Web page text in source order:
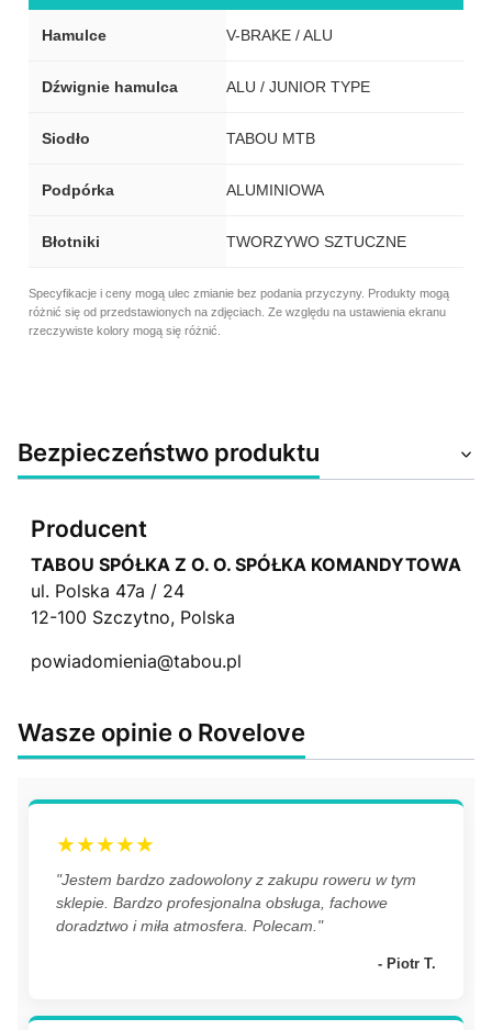
Hamulce V-BRAKE / ALU
Dźwignie hamulca ALU / JUNIOR TYPE
Siodło TABOU MTB
Podpórka ALUMINIOWA
Błotniki TWORZYWO SZTUCZNE
Specyfikacje i ceny mogą ulec zmianie bez podania przyczyny. Produkty mogą
różnić się od przedstawionych na zdjęciach. Ze względu na ustawienia ekranu
rzeczywiste kolory mogą się różnić.
Bezpieczeństwo produktu
Producent
TABOU SPÓŁKA Z O. O. SPÓŁKA KOMANDYTOWA
ul. Polska 47a / 24
12-100 Szczytno, Polska
powiadomienia@tabou.pl
Wasze opinie o Rovelove
★★★★★
"Jestem bardzo zadowolony z zakupu roweru w tym
sklepie. Bardzo profesjonalna obsługa, fachowe
doradztwo i miła atmosfera. Polecam."
- Piotr T.